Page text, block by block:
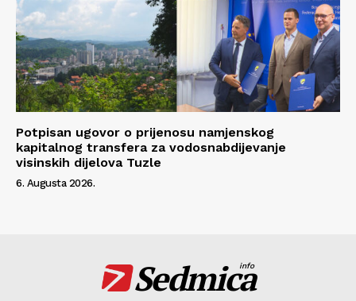
Potpisan ugovor o prijenosu namjenskog
kapitalnog transfera za vodosnabdijevanje
visinskih dijelova Tuzle
6. Augusta 2026.
Sedmica
info